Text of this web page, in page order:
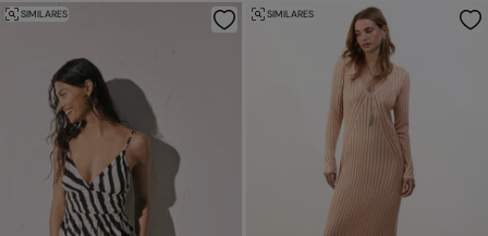
SIMILARES SIMILARES